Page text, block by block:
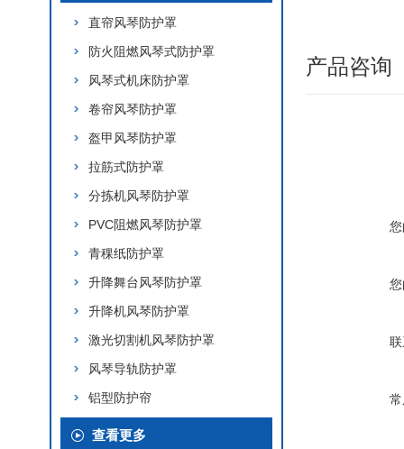
直帘风琴防护罩
防火阻燃风琴式防护罩
风琴式机床防护罩
卷帘风琴防护罩
盔甲风琴防护罩
拉筋式防护罩
分拣机风琴防护罩
PVC阻燃风琴防护罩
青稞纸防护罩
升降舞台风琴防护罩
升降机风琴防护罩
激光切割机风琴防护罩
风琴导轨防护罩
铝型防护帘
查看更多
产品咨询